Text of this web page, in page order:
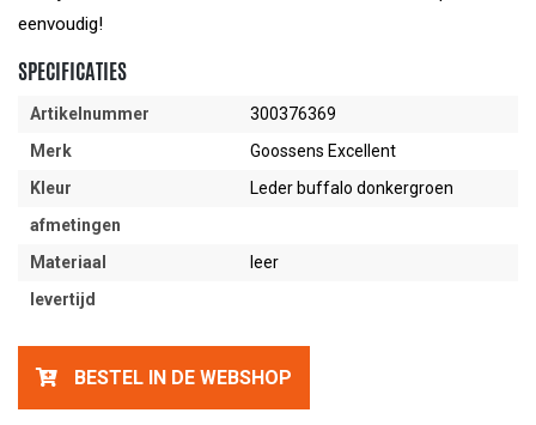
eenvoudig!
SPECIFICATIES
Artikelnummer
300376369
Merk
Goossens Excellent
Kleur
Leder buffalo donkergroen
afmetingen
Materiaal
leer
levertijd
BESTEL IN DE WEBSHOP